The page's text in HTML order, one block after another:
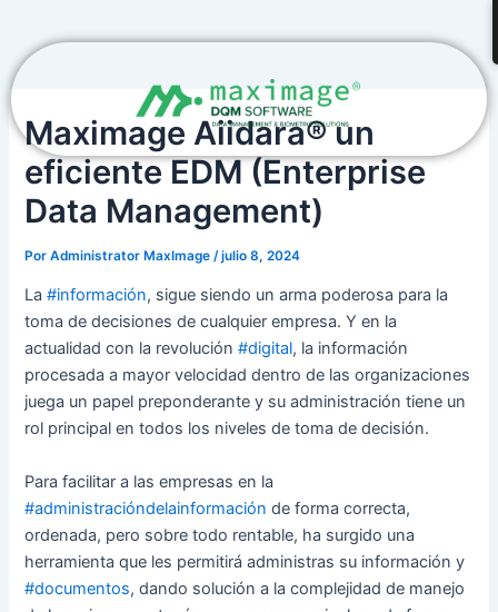
contenido
Maximage Aiidara® un
eficiente EDM (Enterprise
Data Management)
PorAdministrator MaxImage /julio 8, 2024
La#información, sigue siendo un arma poderosa para la
toma de decisiones de cualquier empresa. Y en la
actualidad con la revolución#digital, la información
procesada a mayor velocidad dentro de las organizaciones
juega un papel preponderante y su administración tiene un
rol principal en todos los niveles de toma de decisión.
Para facilitar a las empresas en la
#administracióndelainformación de forma correcta,
ordenada, pero sobre todo rentable, ha surgido una
herramienta que les permitirá administras su información y
#documentos, dando solución a la complejidad de manejo
entradas